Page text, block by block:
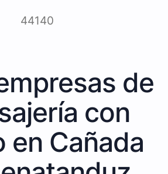
44140
de
con
en Cañada